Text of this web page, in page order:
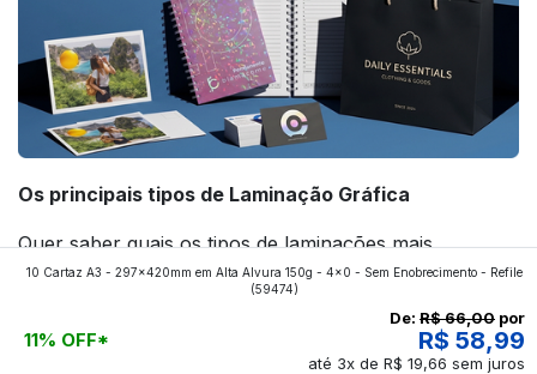
Os principais tipos de Laminação Gráfica
Quer saber quais os tipos de laminações mais
aplicados nos impressos da gráfica FuturaIM? Então,
continue a leitura que vamos revelar para você!
10 Cartaz A3 - 297x420mm em Alta Alvura 150g - 4x0 - Sem Enobrecimento - Refile
(59474)
11% OFF*
De: R$ 66,00 por
R$ 58,99
até 3x de R$ 19,66 sem juros